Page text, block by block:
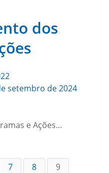
dos
setembro de 2024
e Ações…
7 8 9